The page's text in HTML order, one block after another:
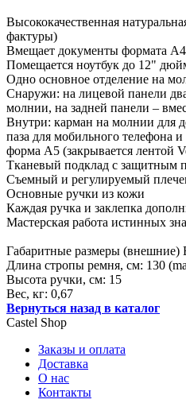
Высококачественная
фактуры)
Вмещает документы формата А4
Помещается ноутбук до 12"
Одно основное отделение на
Снаружи: на лицевой панели
молнии, на задней панели –
Внутри: карман на молнии для
паза для мобильного телефона
форма А5 (закрывается лентой
Тканевый подклад с защитным
Съемный и регулируемый
Основные ручки из кожи
Каждая ручка и заклепка
Мастерская работа истинных
Габаритные размеры
Длина стропы ремня, см: 130
Высота ручки, см: 15
Вес, кг: 0,67
Вернуться назад в каталог
Castel Shop
Заказы и оплата
Доставка
О нас
Контакты